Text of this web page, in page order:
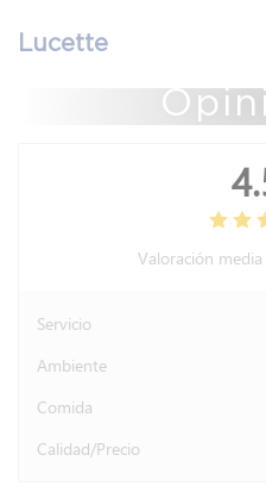
Lucette
Valoración
Servicio
Ambiente
Comida
Calidad/Precio